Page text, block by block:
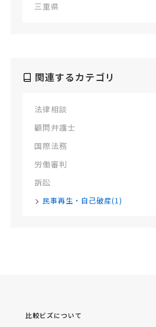
三重県
関連するカテゴリ
法律相談
顧問弁護士
国際法務
労働審判
訴訟
民事再生・自己破産(1)
比較ビズについて